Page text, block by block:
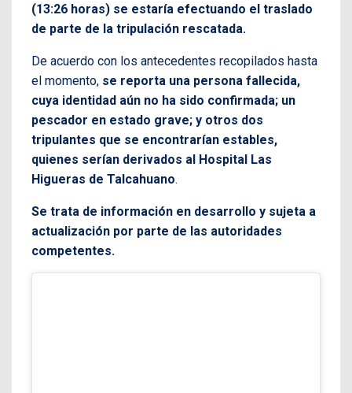
(13:26 horas) se estaría efectuando el traslado
de parte de la tripulación rescatada.
De acuerdo con los antecedentes recopilados hasta
el momento, se reporta una persona fallecida,
cuya identidad aún no ha sido confirmada; un
pescador en estado grave; y otros dos
tripulantes que se encontrarían estables,
quienes serían derivados al Hospital Las
Higueras de Talcahuano.
Se trata de información en desarrollo y sujeta a
actualización por parte de las autoridades
competentes.